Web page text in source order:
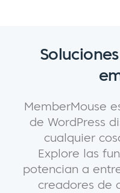
MemberMouse
de WordPress
cualquier
Explore las
potencian a
creadores de